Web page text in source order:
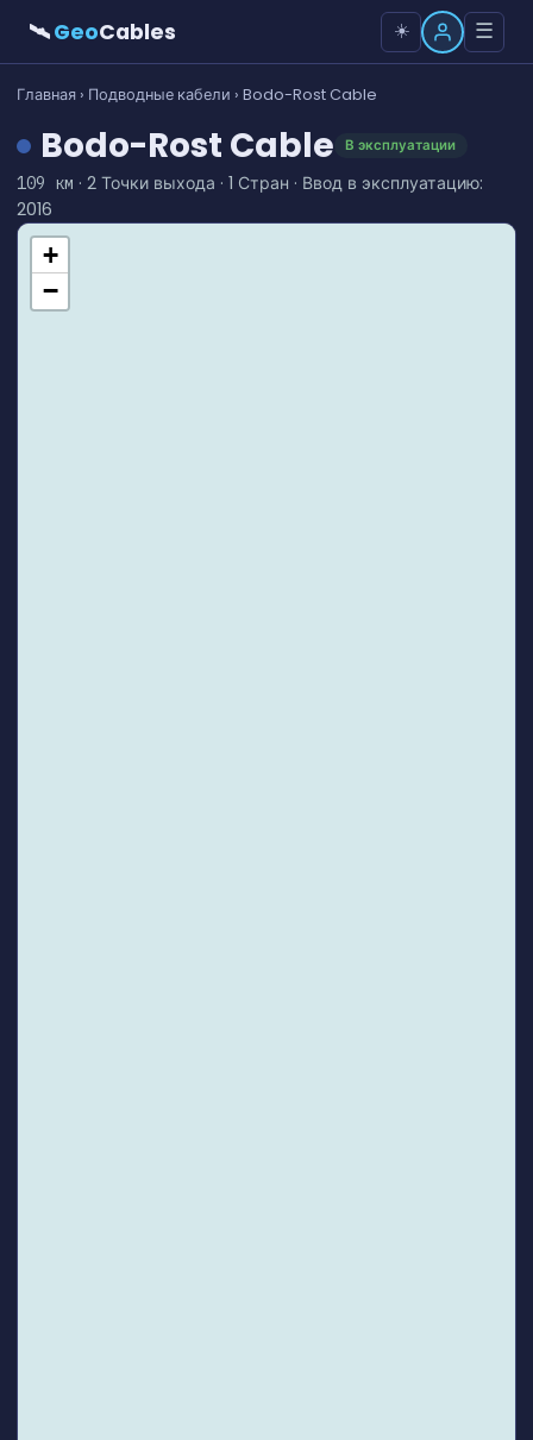
🛰GeoCables ☀️ ☰
Главная› Подводные кабели › Bodo-Rost Cable
Bodo-Rost Cable В эксплуатации
109 км · 2 Точки выхода · 1 Стран · Ввод в эксплуатацию:
2016
+
−